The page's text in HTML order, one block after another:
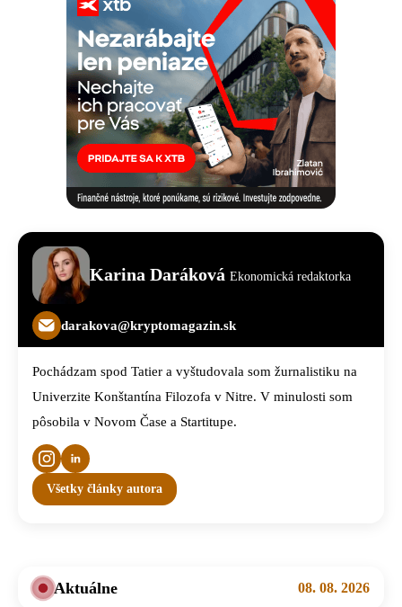
Karina Daráková Ekonomická redaktorka
darakova@kryptomagazin.sk
Pochádzam spod Tatier a vyštudovala som žurnalistiku na
Univerzite Konštantína Filozofa v Nitre. V minulosti som
pôsobila v Novom Čase a Startitupe.
Všetky články autora
Aktuálne 08. 08. 2026